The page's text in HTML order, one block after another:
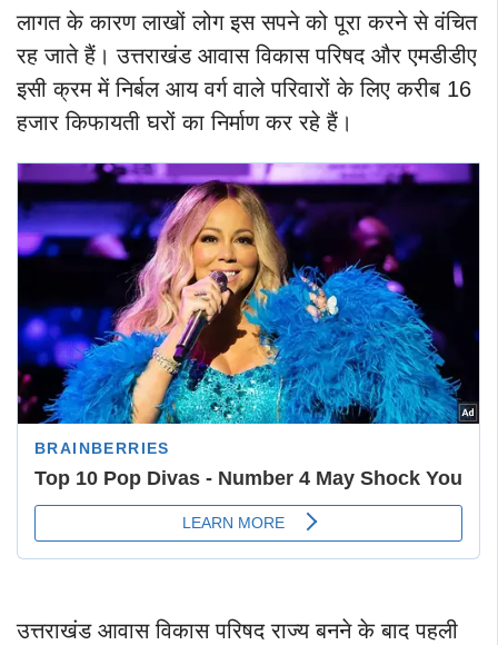
लागत के कारण लाखों लोग इस सपने को पूरा करने से वंचित
रह जाते हैं। उत्तराखंड आवास विकास परिषद और एमडीडीए
इसी क्रम में निर्बल आय वर्ग वाले परिवारों के लिए करीब 16
हजार किफायती घरों का निर्माण कर रहे हैं।
उत्तराखंड आवास विकास परिषद राज्य बनने के बाद पहली